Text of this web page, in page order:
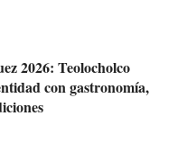
2026: Teolocholco
con gastronomía,